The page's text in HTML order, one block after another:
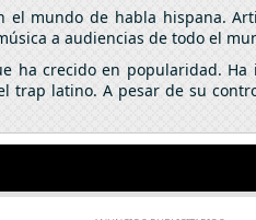
el mundo de habla hispana.
a audiencias de todo el
ha crecido en popularidad. Ha
trap latino. A pesar de su